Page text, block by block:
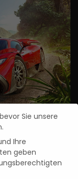
Sie unsere
Ihre
geben